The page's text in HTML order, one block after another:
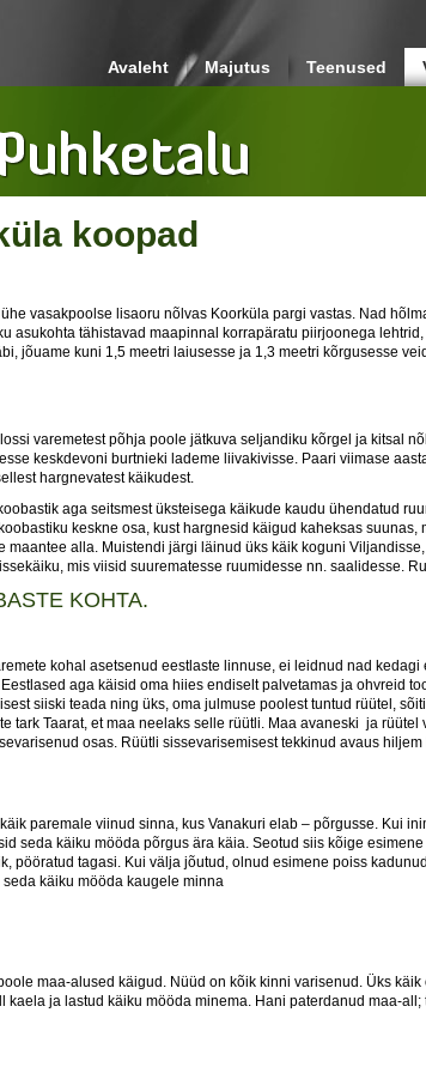
Avaleht Majutus Teenused
koopad
vasakpoolse lisaoru nõlvas Koorküla pargi vastas. Nad
asukohta tähistavad maapinnal korrapäratu piirjoonega
jõuame kuni 1,5 meetri laiusesse ja 1,3 meetri kõrgusesse
varemetest põhja poole jätkuva seljandiku kõrgel ja kitsal
keskdevoni burtnieki lademe liivakivisse. Paari viimase
hargnevatest käikudest.
aga seitsmest üksteisega käikude kaudu ühendatud
keskne osa, kust hargnesid käigud kaheksas
maantee alla. Muistendi järgi läinud üks käik koguni
mis viisid suurematesse ruumidesse nn. saalidesse.
KOHTA.
kohal asetsenud eestlaste linnuse, ei leidnud nad
aga käisid oma hiies endiselt palvetamas ja ohvreid
siiski teada ning üks, oma julmuse poolest tuntud rüütel,
tark Taarat, et maa neelaks selle rüütli. Maa avaneski ja
osas. Rüütli sissevarisemisest tekkinud avaus
paremale viinud sinna, kus Vanakuri elab – põrgusse. Kui
seda käiku mööda põrgus ära käia. Seotud siis kõige
pööratud tagasi. Kui välja jõutud, olnud esimene poiss
käiku mööda kaugele minna
maa-alused käigud. Nüüd on kõik kinni varisenud. Üks
kaela ja lastud käiku mööda minema. Hani paterdanud maa-